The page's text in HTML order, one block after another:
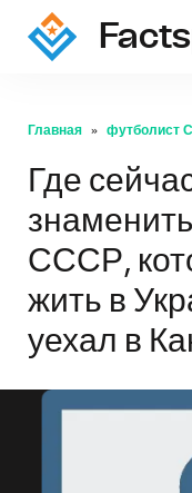
Главная футболист
Где
СССР,
жить в
уехал в